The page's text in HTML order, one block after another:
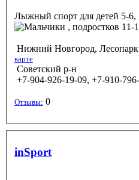
Лыжный спорт для детей 5-
, подростков 11-
Нижний Новгород,
карте
Советский р-н
+7-904-926-19-09, +7-910-
Отзывы: 0
inSport